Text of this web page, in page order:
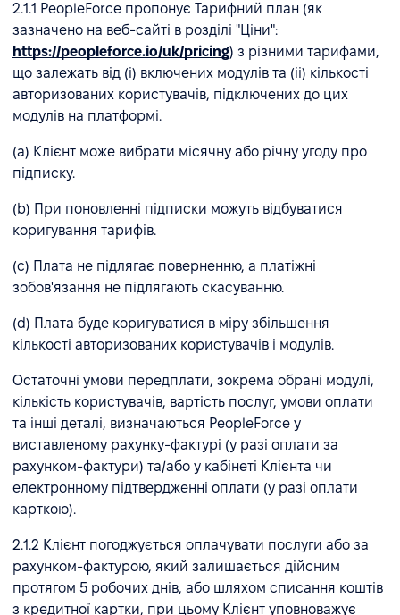
2.1.1 PeopleForce пропонує Тарифний план (як
зазначено на веб-сайті в розділі "Ціни":
https://peopleforce.io/uk/pricing) з різними тарифами,
що залежать від (і) включених модулів та (іі) кількості
авторизованих користувачів, підключених до цих
модулів на платформі.
(а) Клієнт може вибрати місячну або річну угоду про
підписку.
(b) При поновленні підписки можуть відбуватися
коригування тарифів.
(c) Плата не підлягає поверненню, а платіжні
зобов'язання не підлягають скасуванню.
(d) Плата буде коригуватися в міру збільшення
кількості авторизованих користувачів і модулів.
Остаточні умови передплати, зокрема обрані модулі,
кількість користувачів, вартість послуг, умови оплати
та інші деталі, визначаються PeopleForce у
виставленому рахунку-фактурі (у разі оплати за
рахунком-фактури) та/або у кабінеті Клієнта чи
електронному підтвердженні оплати (у разі оплати
карткою).
2.1.2 Клієнт погоджується оплачувати послуги або за
рахунком-фактурою, який залишається дійсним
протягом 5 робочих днів, або шляхом списання коштів
з кредитної картки, при цьому Клієнт уповноважує